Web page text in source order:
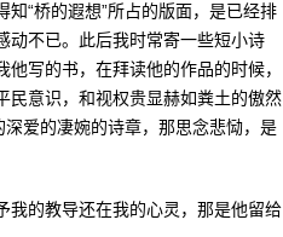
“桥的遐想”所占的版面，是已经排
动不已。此后我时常寄一些短小诗
写的书，在拜读他的作品的时候，
民意识，和视权贵显赫如粪土的傲然
爱的凄婉的诗章，那思念悲恸，是
的教导还在我的心灵，那是他留给